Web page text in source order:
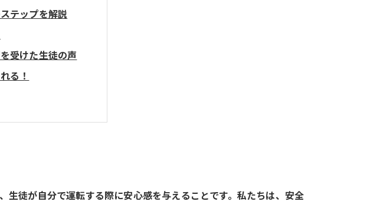
テップを解説
受けた生徒の声
る！
徒が自分で運転する際に安心感を与えることです。私たちは、安全